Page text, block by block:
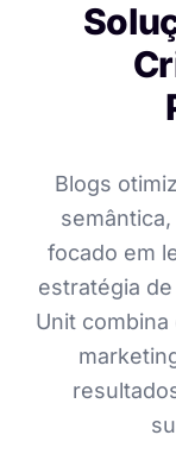
Blogs
focado em
estratégia
Unit